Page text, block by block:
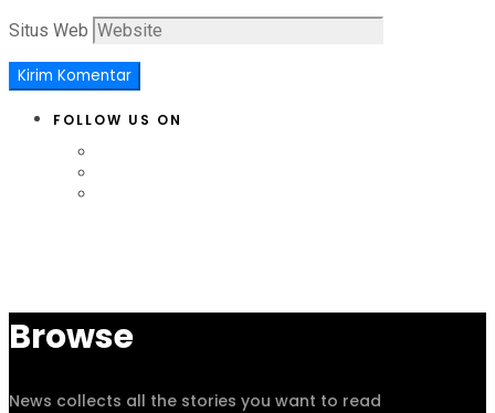
Situs Web
FOLLOW US ON
Browse
News collects all the stories you want to read